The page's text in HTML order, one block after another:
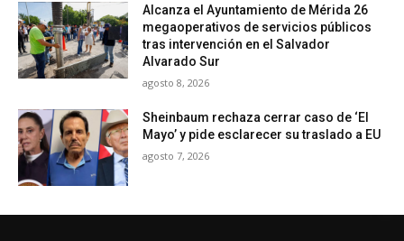
Alcanza el Ayuntamiento de Mérida 26
megaoperativos de servicios públicos
tras intervención en el Salvador
Alvarado Sur
agosto 8, 2026
Sheinbaum rechaza cerrar caso de ‘El
Mayo’ y pide esclarecer su traslado a EU
agosto 7, 2026